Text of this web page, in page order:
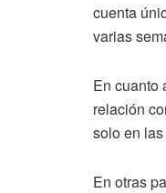
cuenta
varias
En cuanto
relación
solo en
En otras